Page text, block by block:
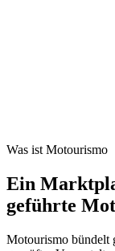
Was ist Motourismo
Ein
geführte
Motourismo bündelt